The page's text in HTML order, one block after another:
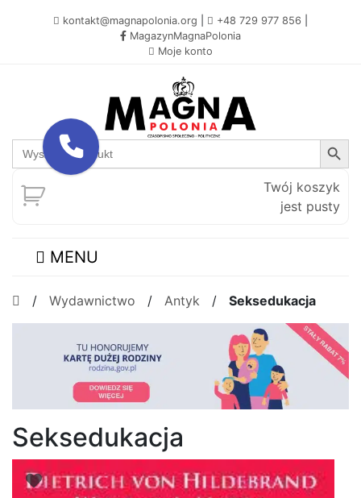
kontakt@magnapolonia.org +48 729 977 856
MagazynMagnaPolonia
Moje konto
Search
for:
Search Button
Twój koszyk
jest pusty
MENU
/ Wydawnictwo / Antyk / Seksedukacja
Seksedukacja